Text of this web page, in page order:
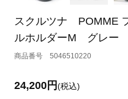
スクルツナ POMME
ルホルダーM グレー
5046510220
24,200円(税込)